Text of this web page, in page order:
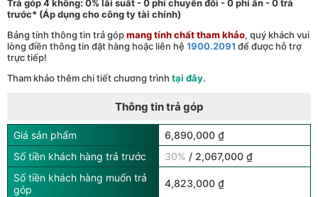
Trả góp 4 không: 0% lãi suất - 0 phí chuyển đổi - 0 phí ẩn - 0 trả
trước* (Áp dụng cho công ty tài chính)
Bảng tính thông tin trả gópmang tính chất tham khảo, quý khách vui
lòng điền thông tin đặt hàng hoặc liên hệ 1900.2091 để được hỗ trợ
trực tiếp!
Tham khảo thêm chi tiết chương trình tại đây.
Thông tin trả góp
Giá sản phẩm
6,890,000 ₫
Số tiền khách hàng trả trước
30% / 2,067,000 ₫
Số tiền khách hàng muốn trả
góp
4,823,000 ₫